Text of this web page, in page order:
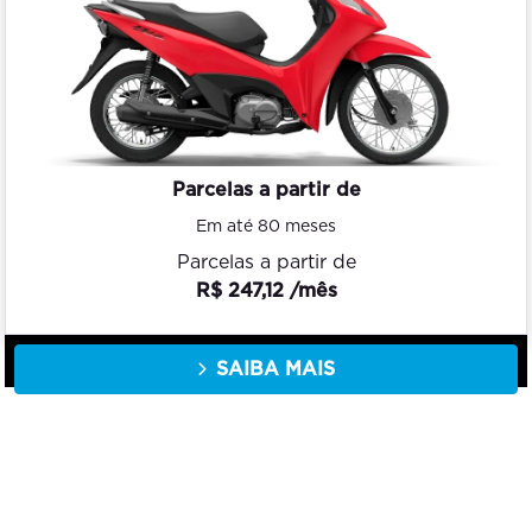
Parcelas a partir de
Em até 80 meses
Parcelas a partir de
R$ 247,12 /mês
SAIBA MAIS